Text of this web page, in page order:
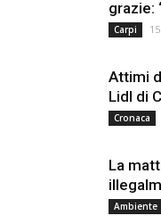
grazie:
Carpi
Attimi
Lidl di
Cronaca
La
Ambiente